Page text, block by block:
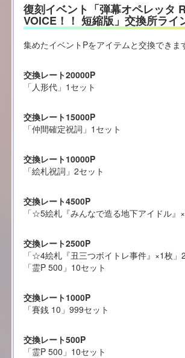
復刻イベント「弾幕オペレッタ
VOICE！！ 短縮版」交換所ライ
集めたイベントPをアイテムと交換できま
交換レート20000P
「人形代」1セット
交換レート15000P
「仲間確定祝詞」1セット
交換レート10000P
「絵札祝詞」2セット
交換レート4500P
「☆5絵札『みんなで造る地下アイドル』
交換レート2500P
「☆4絵札『丑三つボイトレ事件』×1枚」
「霊P 500」10セット
交換レート1000P
「賽銭 10」999セット
交換レート500P
「霊P 500」10セット